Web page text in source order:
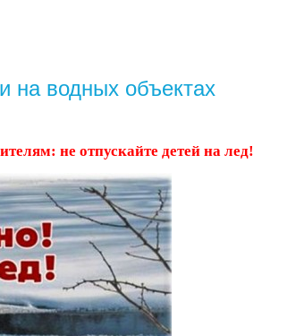
на водных объектах
не отпускайте детей на лед!